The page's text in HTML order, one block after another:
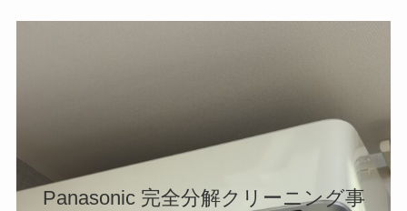
Panasonic 完全分解クリーニング事